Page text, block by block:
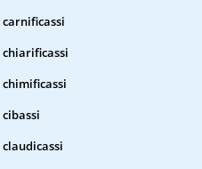
carnificassi
chiarificassi
chimificassi
cibassi
claudicassi